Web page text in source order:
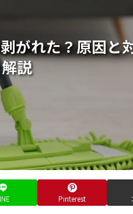
がれた？原因と
説
Pinterest